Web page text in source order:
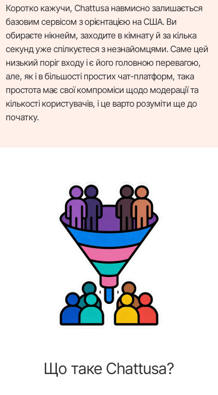
Коротко кажучи, Chattusa навмисно залишається
базовим сервісом з орієнтацією на США. Ви
обираєте нікнейм, заходите в кімнату й за кілька
секунд уже спілкуєтеся з незнайомцями. Саме цей
низький поріг входу і є його головною перевагою,
але, як і в більшості простих чат-платформ, така
простота має свої компроміси щодо модерації та
кількості користувачів, і це варто розуміти ще до
початку.
Що таке Chattusa?